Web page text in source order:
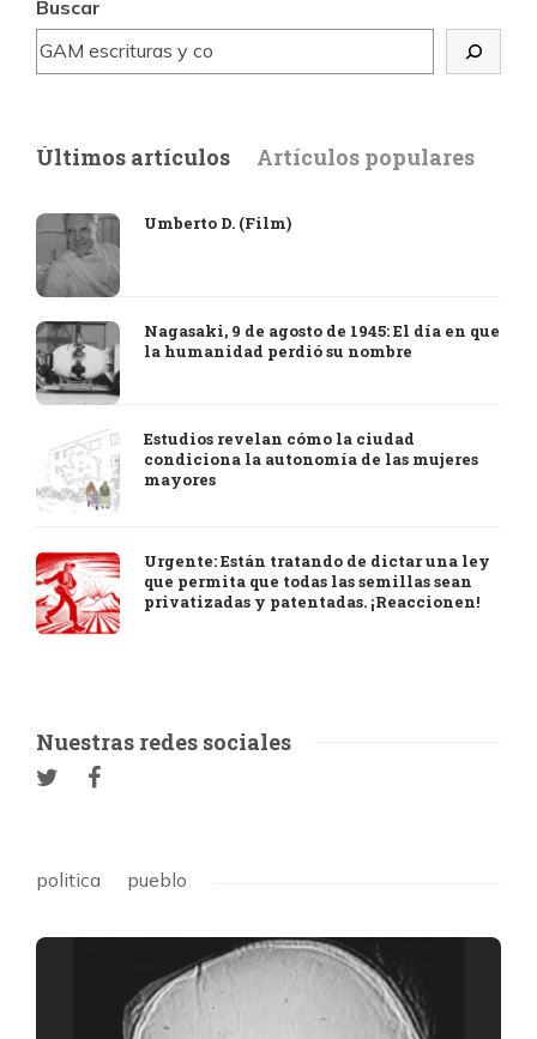
Buscar
Últimos artículos Artículos populares
Umberto D. (Film)
Nagasaki, 9 de agosto de 1945: El día en que
la humanidad perdió su nombre
Estudios revelan cómo la ciudad
condiciona la autonomía de las mujeres
mayores
Urgente: Están tratando de dictar una ley
que permita que todas las semillas sean
privatizadas y patentadas. ¡Reaccionen!
Nuestras redes sociales
politica pueblo